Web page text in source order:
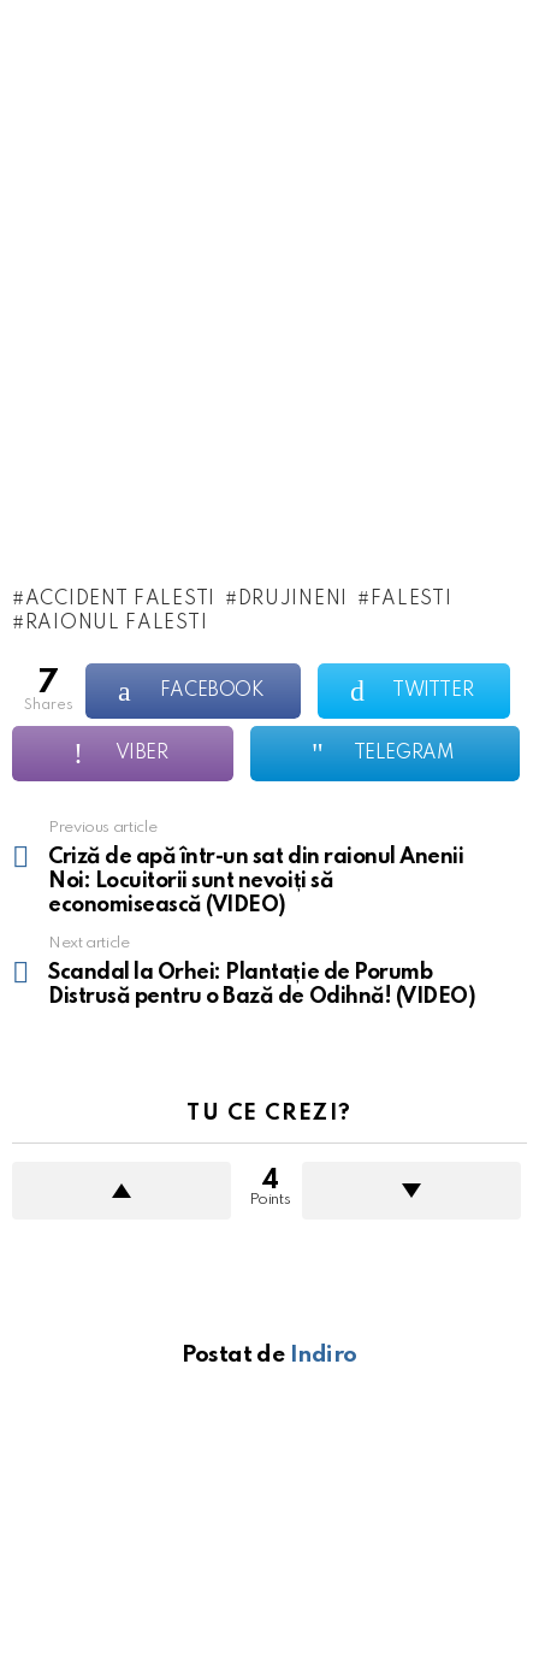
ACCIDENT FALESTI DRUJINENI
FALESTI
RAIONUL FALESTI
7
shares
FACEBOOK TWITTER
VIBER TELEGRAM
more
Previous article
Criză de apă într-un sat din raionul Anenii
Noi: Locuitorii sunt nevoiți să
economisească (VIDEO)
Next article
Scandal la Orhei: Plantație de Porumb
Distrusă pentru o Bază de Odihnă! (VIDEO)
TU CE CREZI?
4
Points
Postat de Indiro